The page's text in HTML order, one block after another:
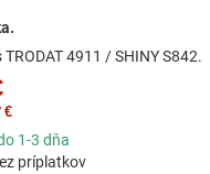
4911 / SHINY S842.
€
1-3 dňa
príplatkov